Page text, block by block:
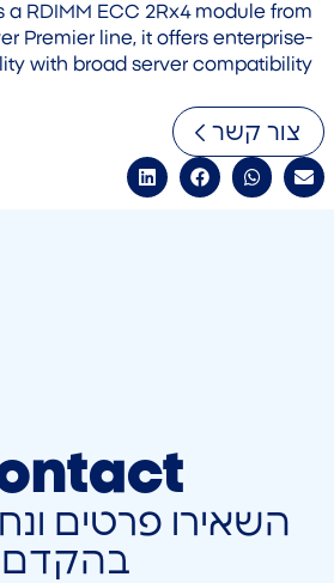
a RDIMM ECC 2Rx4 module from
Premier line, it offers enterprise-
with broad server compatibility.
צור קשר
השאירו פרטים
בהקדם